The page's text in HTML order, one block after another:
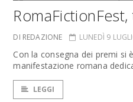
DI REDAZIONE LUNEDÌ 9
Con la consegna dei premi si
manifestazione romana
LEGGI